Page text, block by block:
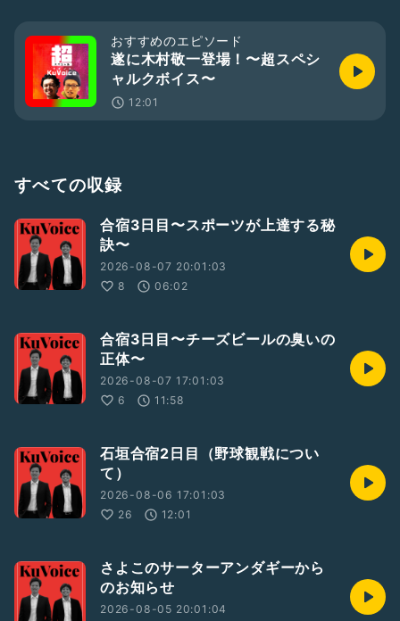
練習後の生の声、熱いクボイスをお聴きください。
🗣記念くぼいす▶︎ https://bit.ly/2LOuvL9
📻Spotify▶︎https://spoti.fi/3hVDWEA
おすすめのエピソード
遂に木村敬一登場！〜超スペシ
ャルクボイス〜
12:01
すべての収録
合宿3日目〜スポーツが上達する秘
訣〜
2026-08-07 20:01:03
8
06:02
合宿3日目〜チーズビールの臭いの
正体〜
2026-08-07 17:01:03
6
11:58
石垣合宿2日目（野球観戦につい
て）
2026-08-06 17:01:03
26
12:01
さよこのサーターアンダギーから
のお知らせ
2026-08-05 20:01:04